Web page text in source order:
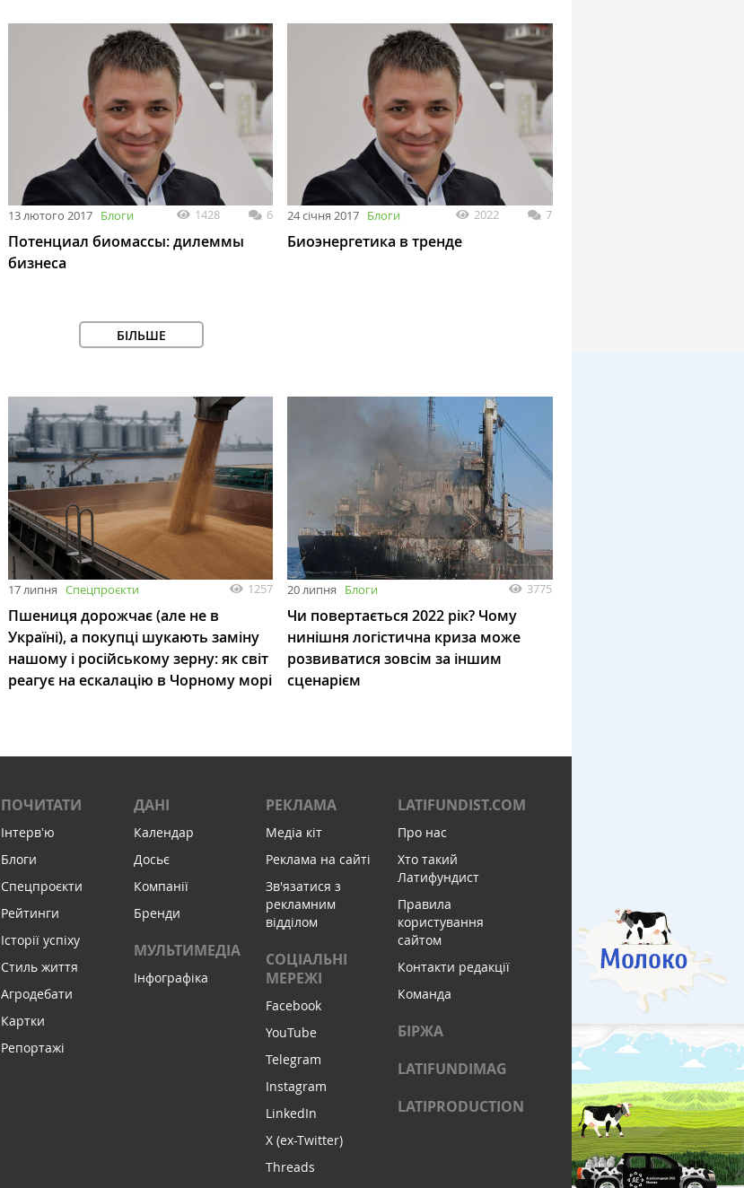
13 лютого 2017 Блоги 1428 6
Потенциал биомассы: дилеммы
бизнеса
24 січня 2017 Блоги 2022 7
Биоэнергетика в тренде
БІЛЬШЕ
17 липня Спецпроєкти 1257
Пшениця дорожчає (але не в
Україні), а покупці шукають заміну
нашому і російському зерну: як світ
реагує на ескалацію в Чорному морі
20 липня Блоги 3775
Чи повертається 2022 рік? Чому
нинішня логістична криза може
розвиватися зовсім за іншим
сценарієм
ПОЧИТАТИ
Інтервʼю
Блоги
Спецпроєкти
Рейтинги
Історії успіху
Стиль життя
Агродебати
Картки
Репортажі
ДАНІ
Календар
Досьє
Компанії
Бренди
МУЛЬТИМЕДІА
Інфографіка
РЕКЛАМА
Медіа кіт
Реклама на сайті
Зв'язатися з
рекламним
відділом
СОЦІАЛЬНІ
МЕРЕЖІ
Facebook
YouTube
Telegram
Instagram
LinkedIn
X (ex-Twitter)
Threads
LATIFUNDIST.COM
Про нас
Хто такий
Латифундист
Правила
користування
сайтом
Контакти редакції
Команда
БІРЖА
LATIFUNDIMAG
LATIPRODUCTION